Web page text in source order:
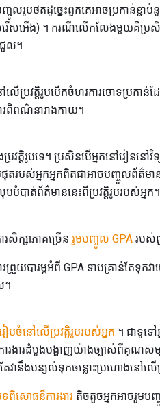
រូបថតដូច្នេះពួកគេអាចប្រកាន់ខ្ជាប់នូ
សអើង) ។ ករណីលើកលែងមួយគឺប្រសិនបើ
ជួល។
ើប្រវត្តិរូបបើកចំហរការចោទប្រកាន់
រពិពណ៌នារាងកាយ។
រវត្តិរូបទេ។ ប្រសិនបើអ្នកនៅរៀនន
ផុតរបស់អ្នកអ្នកពិតជាអាចបញ្ចូលព័
ាត់ព័ត៌មាននេះពីប្រវត្តិរូបរបស់អ្នក។
ក្សាភាគច្រើន រួមបញ្ចូល GPA របស់
បារម្ភអំពី GPA ទាបគ្រាន់តែទុកវា
។
ៀបចំនៅលើប្រវត្តិរូបរបស់អ្នក ។ ជាទូទៅ
ែការងារដំបូងបង្ហាញយ៉ាងច្បាស់ពី
វានឹងបន្សល់ទុកចន្លោះប្រហោងនៅលើប្
ពិសោធន៏ការងារ តិចតួចអ្នកអាចរួមប